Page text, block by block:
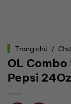
Trang chủ /
OL Combo
Pepsi 24Oz